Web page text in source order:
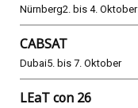
Nürnberg2. bis 4. Oktober
CABSAT
Dubai5. bis 7. Oktober
LEaT con 26